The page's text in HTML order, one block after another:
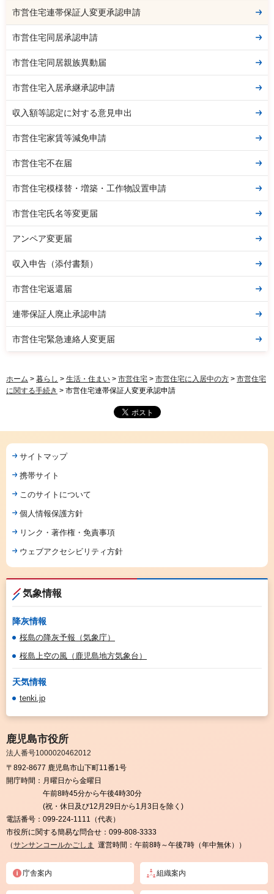
市営住宅連帯保証人変更承認申請
市営住宅同居承認申請
市営住宅同居親族異動届
市営住宅入居承継承認申請
収入額等認定に対する意見申出
市営住宅家賃等減免申請
市営住宅不在届
市営住宅模様替・増築・工作物設置申請
市営住宅氏名等変更届
アンペア変更届
収入申告（添付書類）
市営住宅返還届
連帯保証人廃止承認申請
市営住宅緊急連絡人変更届
ホーム > 暮らし > 生活・住まい > 市営住宅 > 市営住宅に入居中の方 > 市営住宅
に関する手続き > 市営住宅連帯保証人変更承認申請
サイトマップ
携帯サイト
このサイトについて
個人情報保護方針
リンク・著作権・免責事項
ウェブアクセシビリティ方針
気象情報
降灰情報
桜島の降灰予報（気象庁）
桜島上空の風（鹿児島地方気象台）
天気情報
tenki.jp
鹿児島市役所
法人番号1000020462012
〒892-8677 鹿児島市山下町11番1号
開庁時間： 月曜日から金曜日
午前8時45分から午後4時30分
(祝・休日及び12月29日から1月3日を除く)
電話番号： 099-224-1111（代表）
市役所に関する簡易な問合せ： 099-808-3333
（サンサンコールかごしま 運営時間：午前8時～午後7時（年中無休））
庁舎案内 組織案内